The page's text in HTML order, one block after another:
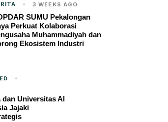
3 WEEKS AGO
SUMU Pekalongan
Perkuat Kolaborasi
Muhammadiyah dan
Ekosistem Industri
dan Universitas Al
Jajaki